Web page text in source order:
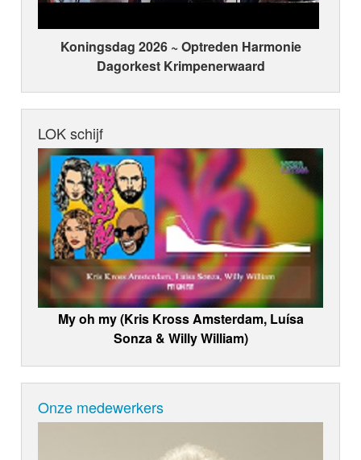
Koningsdag 2026 ~ Optreden Harmonie
Dagorkest Krimpenerwaard
LOK schijf
My oh my (Kris Kross Amsterdam, Luísa
Sonza & Willy William)
Onze medewerkers